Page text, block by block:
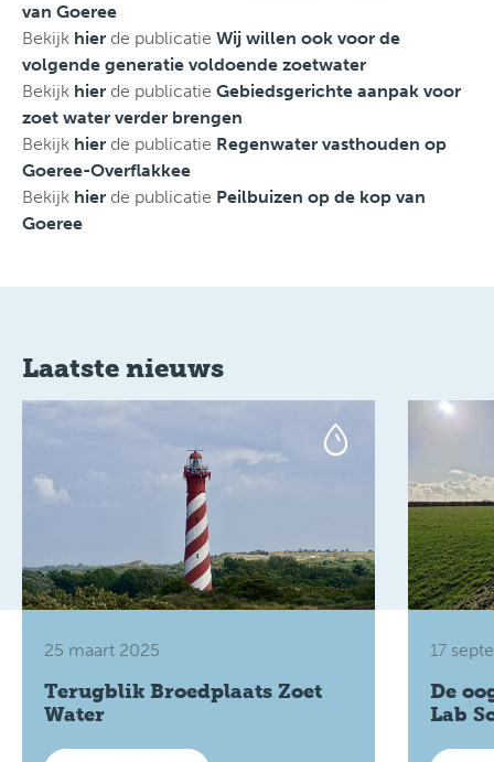
van Goeree
Bekijk hier de publicatie Wij willen ook voor de
volgende generatie voldoende zoetwater
Bekijk hier de publicatie Gebiedsgerichte aanpak voor
zoet water verder brengen
Bekijk hier de publicatie Regenwater vasthouden op
Goeree-Overflakkee
Bekijk hier de publicatie Peilbuizen op de kop van
Goeree
Laatste nieuws
25 maart 2025
Terugblik Broedplaats Zoet
Water
17
De
Lab